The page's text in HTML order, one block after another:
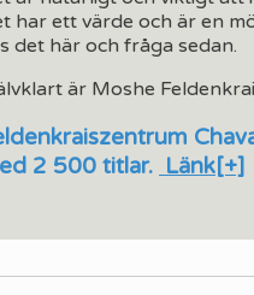
har ett värde och är en
det här och fråga sedan.
är Moshe
2 500 titlar. Länk[+]